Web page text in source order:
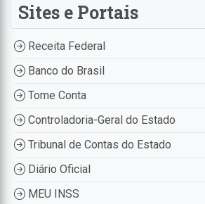
Sites e Portais
Receita Federal
Banco do Brasil
Tome Conta
Controladoria-Geral do Estado
Tribunal de Contas do Estado
Diário Oficial
MEU INSS